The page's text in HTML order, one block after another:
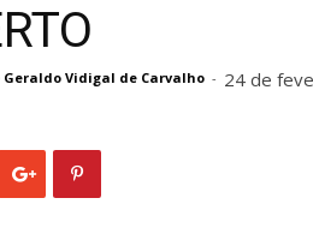
Geraldo Vidigal de Carvalho - 24 de